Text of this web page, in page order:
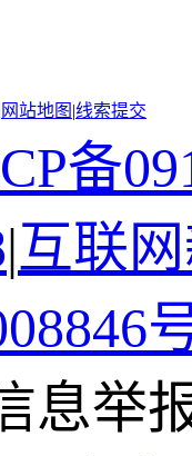
网站地图 |线索提交
备
|互联
息举